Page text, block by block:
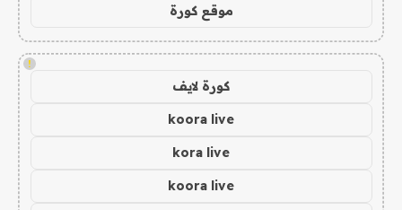
موقع كورة
!
كورة لايف
koora live
kora live
koora live